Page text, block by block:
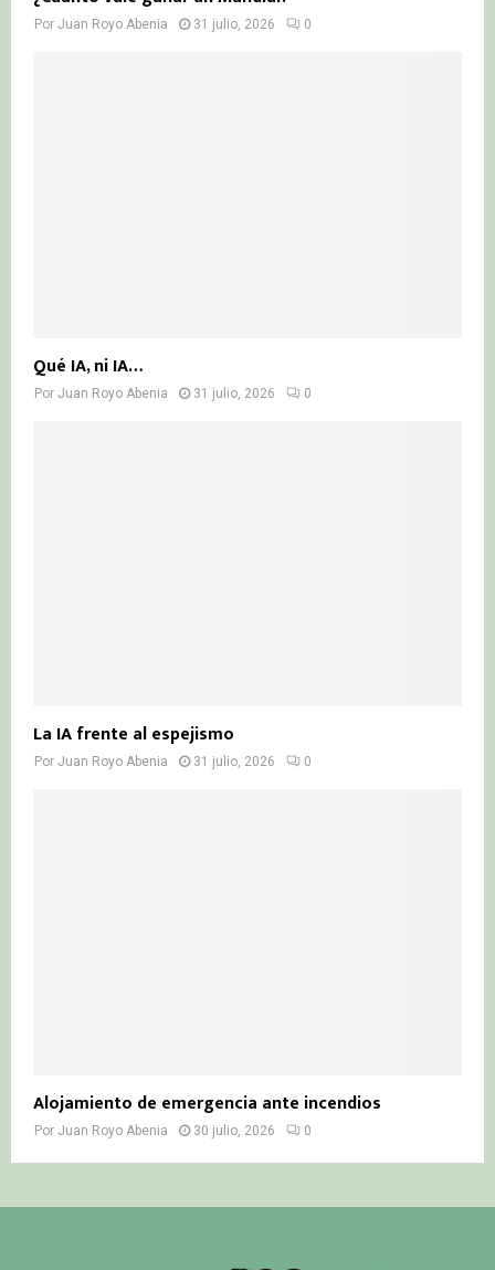
Por Juan Royo Abenia 31 julio, 2026 0
Qué IA, ni IA…
Por Juan Royo Abenia 31 julio, 2026 0
La IA frente al espejismo
Por Juan Royo Abenia 31 julio, 2026 0
Alojamiento de emergencia ante incendios
Por Juan Royo Abenia 30 julio, 2026 0